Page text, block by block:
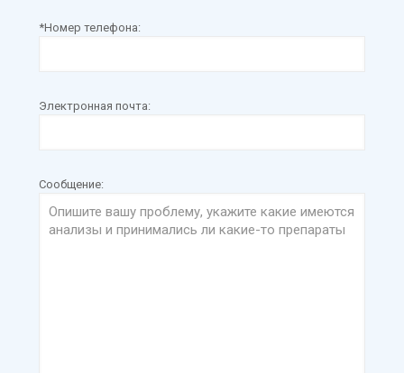
*Номер телефона:
Электронная почта:
Сообщение: